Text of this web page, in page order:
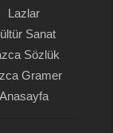
Lazlar
Sanat
Sözlük
Gramer
Anasayfa